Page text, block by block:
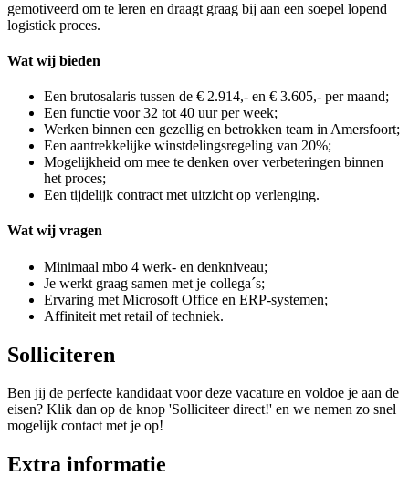
gemotiveerd om te leren en draagt graag bij aan een soepel lopend
logistiek proces.
Wat wij bieden
Een brutosalaris tussen de € 2.914,- en € 3.605,- per maand;
Een functie voor 32 tot 40 uur per week;
Werken binnen een gezellig en betrokken team in Amersfoort;
Een aantrekkelijke winstdelingsregeling van 20%;
Mogelijkheid om mee te denken over verbeteringen binnen
het proces;
Een tijdelijk contract met uitzicht op verlenging.
Wat wij vragen
Minimaal mbo 4 werk- en denkniveau;
Je werkt graag samen met je collega´s;
Ervaring met Microsoft Office en ERP-systemen;
Affiniteit met retail of techniek.
Solliciteren
Ben jij de perfecte kandidaat voor deze vacature en voldoe je aan de
eisen? Klik dan op de knop 'Solliciteer direct!' en we nemen zo snel
mogelijk contact met je op!
Extra informatie